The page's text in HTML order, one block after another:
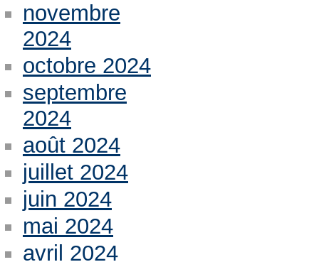
novembre
2024
octobre 2024
septembre
2024
août 2024
juillet 2024
juin 2024
mai 2024
avril 2024